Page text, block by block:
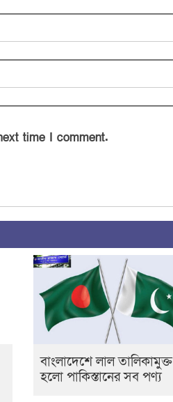
time I comment.
বাংলাদেশে লাল তালিকামুক্ত
হলো পাকিস্তানের সব পণ্য